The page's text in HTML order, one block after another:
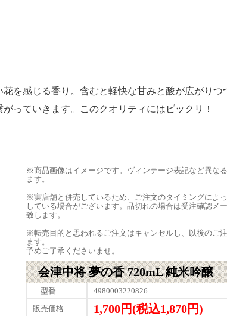
を感じる香り。含むと軽快な甘みと酸が広がりつ
っていきます。このクオリティにはビックリ！
※商品画像はイメージです。ヴィンテージ表記など異な
ます。
※実店舗と併売しているため、ご注文のタイミングによ
している場合がございます。品切れの場合は受注確認メ
致します。
※転売目的と思われるご注文はキャンセルし、以後のご
ます。
予めご了承くださいませ。
会津中将 夢の香 720mL 純米吟醸
型番
4980003220826
販売価格
1,700円(税込1,870円)